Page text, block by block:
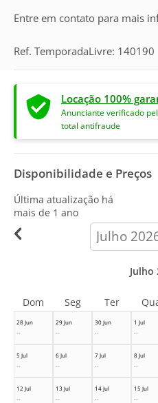
Entre em contato para mais
Ref. TemporadaLivre: 140190
Locação 100%
Anunciante verificado
total antifraude
Disponibilidade e Preços
Última atualização há
mais de 1 ano
calendar-
month
28 Jun
--
29 Jun
--
30 Jun
--
1 Jul
--
5 Jul
--
6 Jul
--
7 Jul
--
8 Jul
--
12 Jul
--
13 Jul
--
14 Jul
--
15 Jul
--
Julho
Dom Seg Ter